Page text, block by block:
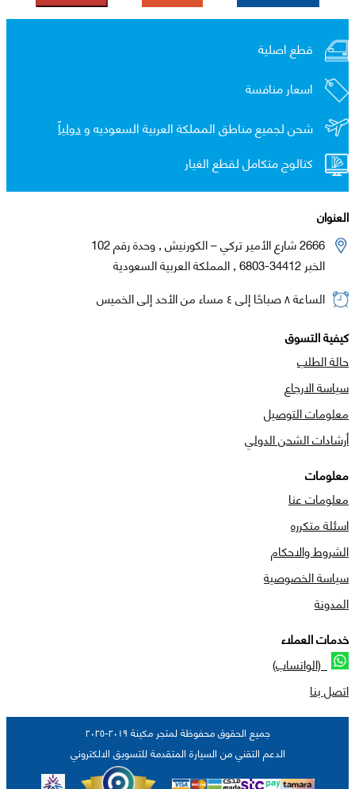
قطع اصلية
اسعار منافسة
شحن لجميع مناطق المملكة العربية السعوديه ودولياً
كتالوج متكامل لقطع الغيار
العنوان
2666 شارع الأمير تركي – الكورنيش , وحدة رقم 102
الخبر 34412-6803 , المملكة العربية السعودية
الساعة ٨ صباحًا إلى ٤ مساء من الأحد إلى الخميس
كيفية التسوق
حالة الطلب
سياسة الارجاع
معلومات التوصيل
أرشادات الشحن الدولي
معلومات
معلومات عنا
اسئلة متكرره
الشروط والاحكام
سياسة الخصوصية
المدونة
خدمات العملاء
(الواتساب)
اتصل بنا
جميع الحقوق محفوظة لمتجر مكينة ٢٠١٩-٢٠٢٥
الدعم التقني من السيارة المتقدمة للتسويق الالكتروني